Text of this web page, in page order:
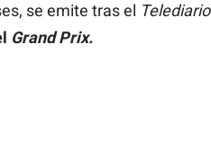
se emite tras el Telediario
Grand Prix.